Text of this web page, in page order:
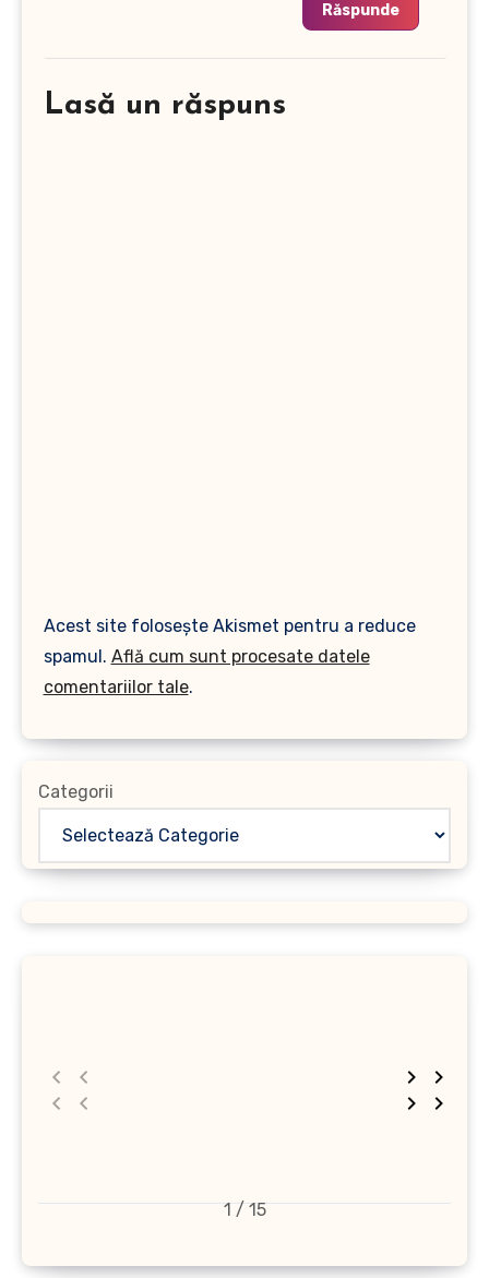
Răspunde
Lasă un răspuns
Acest site folosește Akismet pentru a reduce
spamul. Află cum sunt procesate datele
comentariilor tale.
Categorii
1 / 15